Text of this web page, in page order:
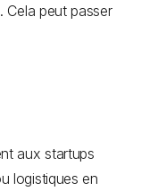
Cela peut passer
aux startups
logistiques en